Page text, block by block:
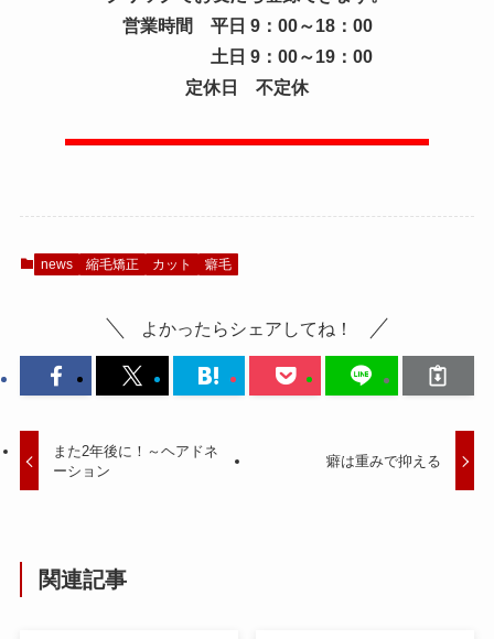
営業時間 平日 9：00～18：00
土日 9：00～19：00
定休日 不定休
news 縮毛矯正 カット 癖毛
よかったらシェアしてね！
また2年後に！～ヘアドネ
ーション
癖は重みで抑える
関連記事